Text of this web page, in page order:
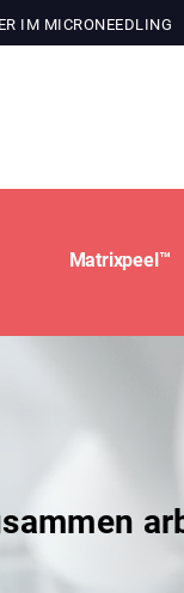
IM MICRONEEDLING
Matrixpeel™